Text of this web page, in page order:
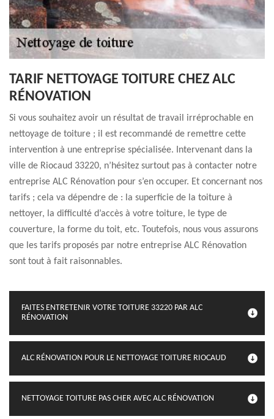
TARIF NETTOYAGE TOITURE CHEZ ALC
RÉNOVATION
Si vous souhaitez avoir un résultat de travail irréprochable en
nettoyage de toiture ; il est recommandé de remettre cette
intervention à une entreprise spécialisée. Intervenant dans la
ville de Riocaud 33220, n’hésitez surtout pas à contacter notre
entreprise ALC Rénovation pour s’en occuper. Et concernant nos
tarifs ; cela va dépendre de : la superficie de la toiture à
nettoyer, la difficulté d’accès à votre toiture, le type de
couverture, la forme du toit, etc. Toutefois, nous vous assurons
que les tarifs proposés par notre entreprise ALC Rénovation
sont tout à fait raisonnables.
FAITES ENTRETENIR VOTRE TOITURE 33220 PAR ALC
RÉNOVATION
ALC RÉNOVATION POUR LE NETTOYAGE TOITURE RIOCAUD
NETTOYAGE TOITURE PAS CHER AVEC ALC RÉNOVATION